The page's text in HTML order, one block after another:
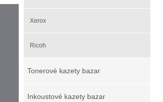
Xerox
Ricoh
Tonerové kazety bazar
Inkoustové kazety bazar